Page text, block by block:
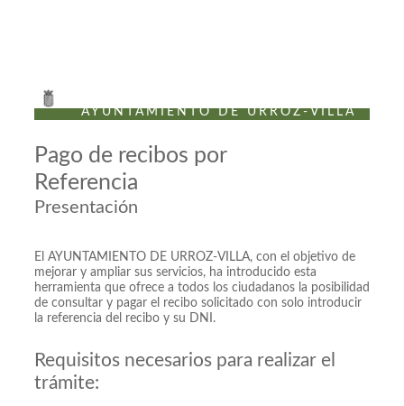
AYUNTAMIENTO DE URROZ-VILLA
Pago de recibos por
Referencia
Presentación
El AYUNTAMIENTO DE URROZ-VILLA, con el objetivo de
mejorar y ampliar sus servicios, ha introducido esta
herramienta que ofrece a todos los ciudadanos la posibilidad
de consultar y pagar el recibo solicitado con solo introducir
la referencia del recibo y su DNI.
Requisitos necesarios para realizar el
trámite: